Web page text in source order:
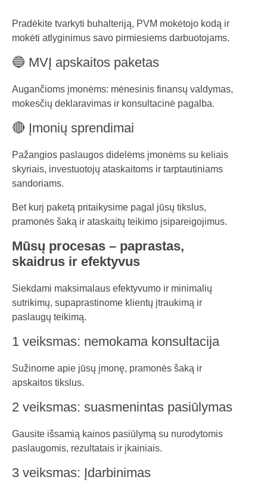
Pradėkite tvarkyti buhalteriją, PVM mokėtojo kodą ir
mokėti atlyginimus savo pirmiesiems darbuotojams.
🔵 MVĮ apskaitos paketas
Augančioms įmonėms: mėnesinis finansų valdymas,
mokesčių deklaravimas ir konsultacinė pagalba.
🔴 Įmonių sprendimai
Pažangios paslaugos didelėms įmonėms su keliais
skyriais, investuotojų ataskaitoms ir tarptautiniams
sandoriams.
Bet kurį paketą pritaikysime pagal jūsų tikslus,
pramonės šaką ir ataskaitų teikimo įsipareigojimus.
Mūsų procesas – paprastas,
skaidrus ir efektyvus
Siekdami maksimalaus efektyvumo ir minimalių
sutrikimų, supaprastinome klientų įtraukimą ir
paslaugų teikimą.
1 veiksmas: nemokama konsultacija
Sužinome apie jūsų įmonę, pramonės šaką ir
apskaitos tikslus.
2 veiksmas: suasmenintas pasiūlymas
Gausite išsamią kainos pasiūlymą su nurodytomis
paslaugomis, rezultatais ir įkainiais.
3 veiksmas: Įdarbinimas